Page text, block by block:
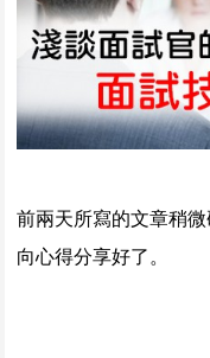
前兩天所寫的文章稍
向心得分享好了。